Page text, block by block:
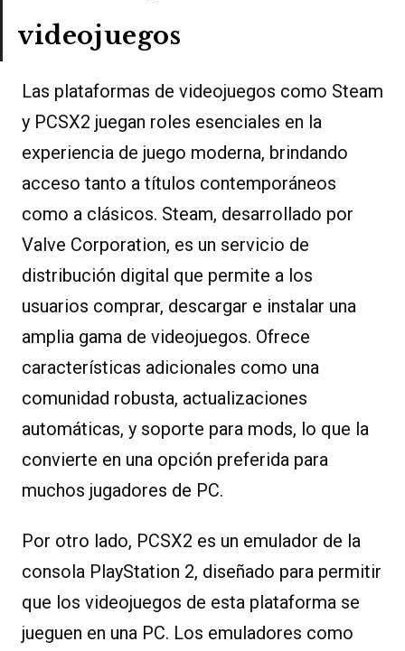
videojuegos
Las plataformas de videojuegos como Steam
y PCSX2 juegan roles esenciales en la
experiencia de juego moderna, brindando
acceso tanto a títulos contemporáneos
como a clásicos. Steam, desarrollado por
Valve Corporation, es un servicio de
distribución digital que permite a los
usuarios comprar, descargar e instalar una
amplia gama de videojuegos. Ofrece
características adicionales como una
comunidad robusta, actualizaciones
automáticas, y soporte para mods, lo que la
convierte en una opción preferida para
muchos jugadores de PC.
Por otro lado, PCSX2 es un emulador de la
consola PlayStation 2, diseñado para permitir
que los videojuegos de esta plataforma se
jueguen en una PC. Los emuladores como